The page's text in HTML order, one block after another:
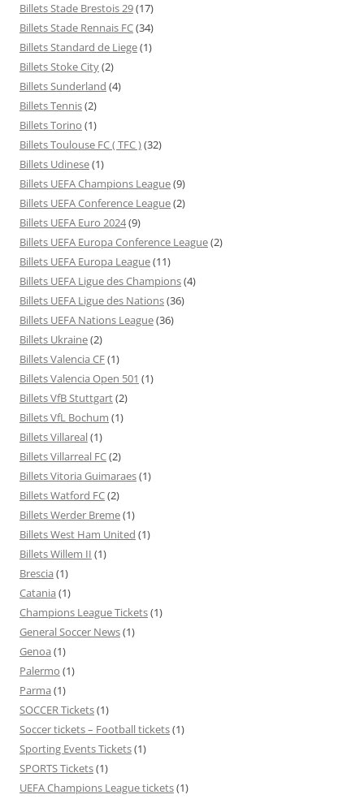
Billets Stade Brestois 29(17)
Billets Stade Rennais FC(34)
Billets Standard de Liege(1)
Billets Stoke City(2)
Billets Sunderland (4)
Billets Tennis(2)
Billets Torino (1)
Billets Toulouse FC ( TFC )(32)
Billets Udinese(1)
Billets UEFA Champions League(9)
Billets UEFA Conference League(2)
Billets UEFA Euro 2024(9)
Billets UEFA Europa Conference League(2)
Billets UEFA Europa League(11)
Billets UEFA Ligue des Champions(4)
Billets UEFA Ligue des Nations(36)
Billets UEFA Nations League(36)
Billets Ukraine(2)
Billets Valencia CF(1)
Billets Valencia Open 501 (1)
Billets VfB Stuttgart(2)
Billets VfL Bochum (1)
Billets Villareal(1)
Billets Villarreal FC(2)
Billets Vitoria Guimaraes(1)
Billets Watford FC(2)
Billets Werder Breme(1)
Billets West Ham United (1)
Billets Willem II (1)
Brescia (1)
Catania (1)
Champions League Tickets(1)
General Soccer News(1)
Genoa (1)
Palermo (1)
Parma (1)
SOCCER Tickets(1)
Soccer tickets – Football tickets(1)
Sporting Events Tickets(1)
SPORTS Tickets(1)
UEFA Champions League tickets(1)